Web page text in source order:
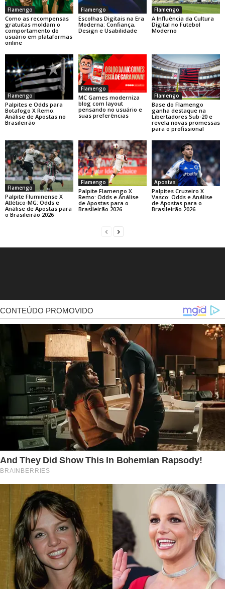
Flamengo
Como as recompensas
gratuitas moldam o
comportamento do
usuário em plataformas
online
Flamengo
Escolhas Digitais na Era
Moderna: Confiança,
Design e Usabilidade
Flamengo
A Influência da Cultura
Digital no Futebol
Moderno
Flamengo
Palpites e Odds para
Botafogo X Remo:
Análise de Apostas no
Brasileirão
Flamengo
MC Games moderniza
blog com layout
pensando no usuário e
suas preferências
Flamengo
Base do Flamengo
ganha destaque na
Libertadores Sub-20 e
revela novas promessas
para o profissional
Flamengo
Palpite Fluminense X
Atlético-MG: Odds e
Análise de Apostas para
o Brasileirão 2026
Flamengo
Palpite Flamengo X
Remo: Odds e Análise
de Apostas para o
Brasileirão 2026
Apostas
Palpites Cruzeiro X
Vasco: Odds e Análise
de Apostas para o
Brasileirão 2026